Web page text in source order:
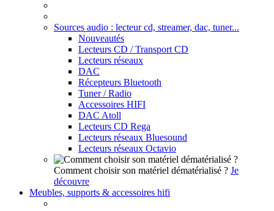
Sources audio : lecteur cd, streamer, dac, tuner...
Nouveautés
Lecteurs CD / Transport CD
Lecteurs réseaux
DAC
Récepteurs Bluetooth
Tuner / Radio
Accessoires HIFI
DAC Atoll
Lecteurs CD Rega
Lecteurs réseaux Bluesound
Lecteurs réseaux Octavio
Comment choisir son matériel dématérialisé ? Je
découvre
Meubles, supports & accessoires hifi